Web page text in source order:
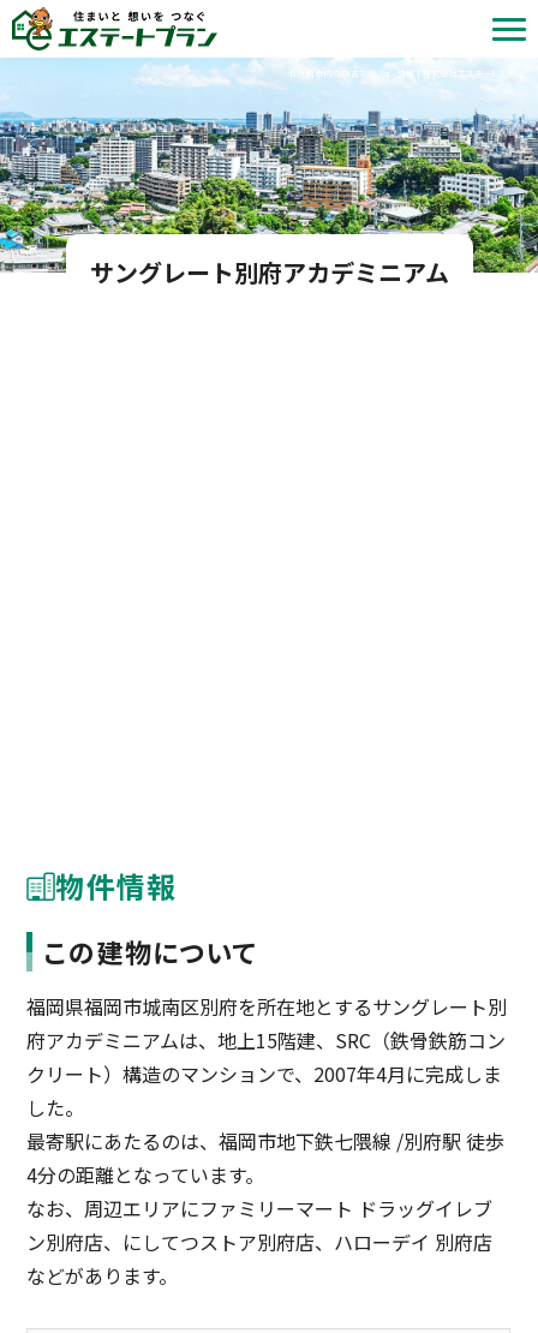
北九州市内の中古マンション情報 | 株式会社エステートプラン
サングレート別府アカデミニアム
物件情報
この建物について
福岡県福岡市城南区別府を所在地とするサングレート別
府アカデミニアムは、地上15階建、SRC（鉄骨鉄筋コン
クリート）構造のマンションで、2007年4月に完成しま
した。
最寄駅にあたるのは、福岡市地下鉄七隈線 /別府駅 徒歩
4分の距離となっています。
なお、周辺エリアにファミリーマート ドラッグイレブ
ン別府店、にしてつストア別府店、ハローデイ 別府店
などがあります。